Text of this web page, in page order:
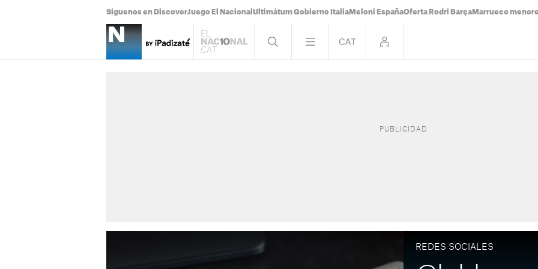
Síguenos en DiscoverJuego El Nacional Ultimátum Gobierno Italia Meloni EspañaOferta Rodri Barça Marrueco
REDES SOCIALES